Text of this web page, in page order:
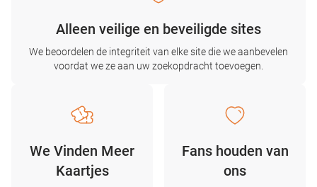
Alleen veilige en beveiligde sites
We beoordelen de integriteit van elke site die we aanbevelen
voordat we ze aan uw zoekopdracht toevoegen.
We Vinden Meer
Kaartjes
Fans houden van
ons